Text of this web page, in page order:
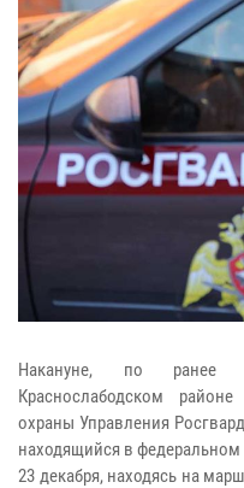
Накануне, по ранее
Краснослабодском
охраны Управления
находящийся в федеральном
23 декабря, находясь на